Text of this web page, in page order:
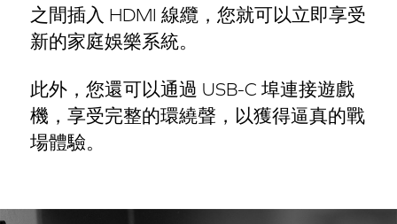
之間插入 HDMI 線纜，您就可以立即享受
新的家庭娛樂系統。
此外，您還可以通過 USB-C 埠連接遊戲
機，享受完整的環繞聲，以獲得逼真的戰
場體驗。